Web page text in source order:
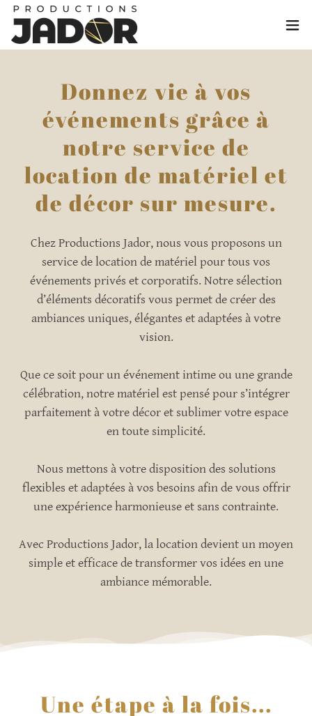
Donnez vie à vos
événements grâce à
notre service de
location de matériel et
de décor sur mesure.
ChezProductions Jador, nous vous proposons un
service de location de matérielpour tous vos
événements privés et corporatifs. Notre sélection
d’éléments décoratifs vous permet decréer des
ambiances uniques, élégantes et adaptées à votre
vision.
Que ce soit pour un événement intime ou une grande
célébration, notre matériel estpensé pour s’intégrer
parfaitement à votre décor et sublimer votre espace
en toute simplicité.
Nous mettons à votre disposition des solutions
flexibles et adaptées à vos besoins afin de vous offrir
uneexpérience harmonieuse et sans contrainte.
AvecProductions Jador, la location devient un moyen
simple et efficace de transformer vos idées en une
ambiance mémorable.
Une étape à la fois...